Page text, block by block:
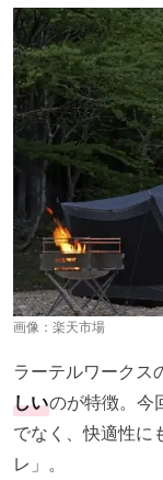
画像： 楽天市場
ラーテルワークス
しいのが特徴。今
でなく、快適性に
レ」。